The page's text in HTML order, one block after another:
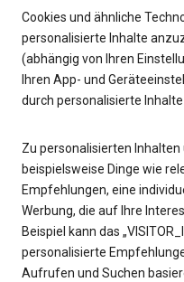
Cookies und ähnliche
personalisierte Inhalte
(abhängig von Ihren
Ihren App- und
durch personalisierte
Zu personalisierten
beispielsweise Dinge wie
Empfehlungen, eine
Werbung, die auf Ihre
Beispiel kann das
personalisierte
Aufrufen und Suchen